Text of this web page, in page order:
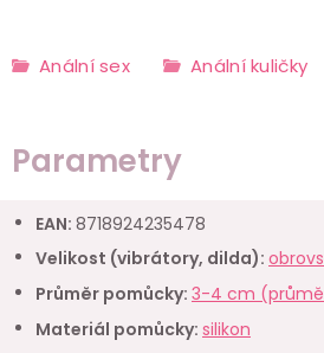
Anální sex Anální kuličky
Parametry
EAN: 8718924235478
Velikost (vibrátory, dilda):
Průměr pomůcky: 3-4 cm
Materiál pomůcky: silikon